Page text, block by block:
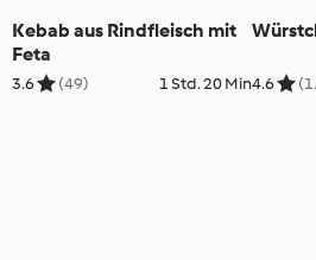
Kebab aus Rindfleisch mit
Feta
3.6 (49) 1 Std. 20 Min4.6